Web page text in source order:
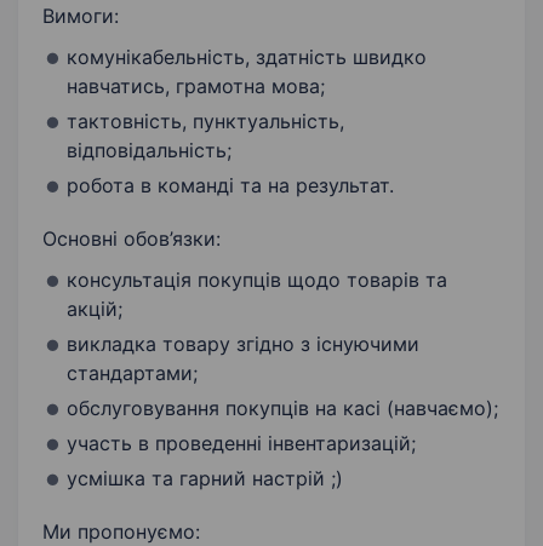
Консультування покупців
Знання стандартів обслуговування
Позитивне мислення
Вимоги:
комунікабельність, здатність швидко
навчатись, грамотна мова;
тактовність, пунктуальність,
відповідальність;
робота в команді та на результат.
Основні обов’язки:
консультація покупців щодо товарів та
акцій;
викладка товару згідно з існуючими
стандартами;
обслуговування покупців на касі (навчаємо);
участь в проведенні інвентаризацій;
усмішка та гарний настрій ;)
Ми пропонуємо: